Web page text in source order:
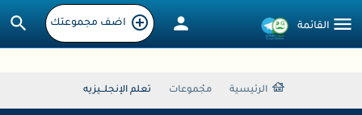
اضف مجموعتك
الرئيسية مجموعات تعلم الإنجلــيزيه